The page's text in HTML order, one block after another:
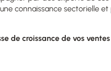
connaissance sectorielle et
de croissance de vos